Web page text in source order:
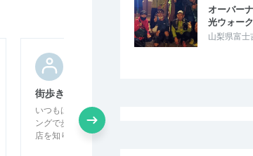
街歩き体験を通して
いつもは車で通り過ぎるエリアもロゲイニ
ングで歩き回ることで知らなかった道やお
店を知りました。 美味しいお惣菜屋さん…
オーバー
光ウォー
山梨県富士